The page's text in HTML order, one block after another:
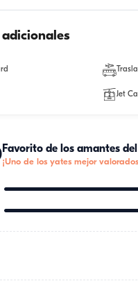
Jet
Favorito de los amantes
¡Uno de los yates mejor